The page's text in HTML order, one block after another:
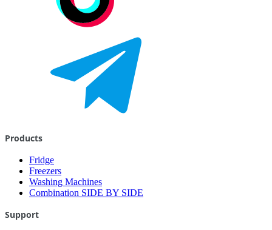
Products
Fridge
Freezers
Washing Machines
Combination SIDE BY SIDE
Support